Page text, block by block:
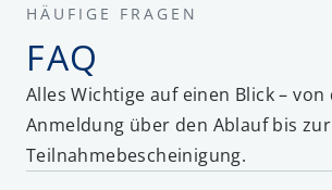
HÄUFIGE FRAGEN
FAQ
Alles Wichtige auf einen Blick – von
Anmeldung über den Ablauf bis zur
Teilnahmebescheinigung.